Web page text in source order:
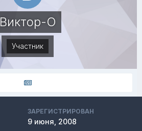
Виктор-О
Участник
ЗАРЕГИСТРИРОВАН
9 июня, 2008